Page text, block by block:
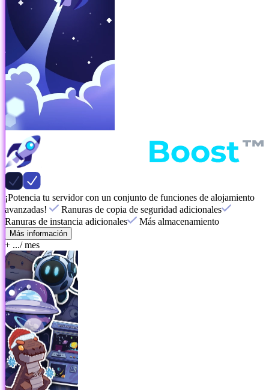
¡Potencia tu servidor con un conjunto de funciones de alojamiento
avanzadas!
Ranuras de copia de seguridad adicionales
Ranuras de instancia adicionales
Más almacenamiento
Más información
+ .../ mes